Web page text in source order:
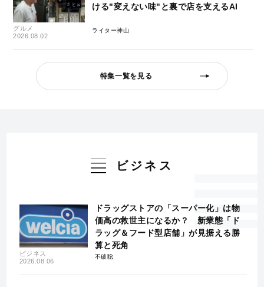
グルメ
2026.08.02
ける"変えない味"と裏で店を支えるAI
ライター神山
特集一覧を見る
ビジネス
ビジネス
2026.08.06
ドラッグストアの「スーパー化」は物
価高の救世主になるか？ 新業態「ド
ラッグ＆フード型店舗」が見据える勝
算と死角
不破聡